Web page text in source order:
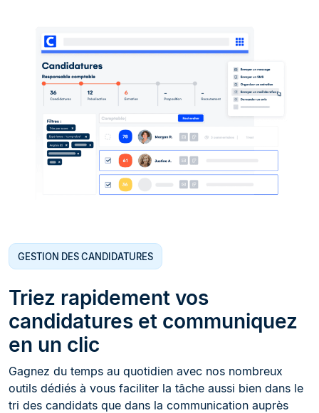
GESTION DES CANDIDATURES
Triez rapidement vos
candidatures et communiquez
en un clic
Gagnez du temps au quotidien avec nos nombreux
outils dédiés à vous faciliter la tâche aussi bien dans le
tri des candidats que dans la communication auprès